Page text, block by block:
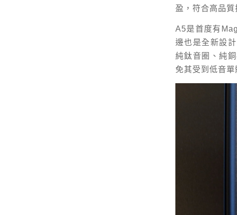
盈，符合高品質
A5是首度有
邊也是全新設
純鈦音圈、純
免其受到低音單